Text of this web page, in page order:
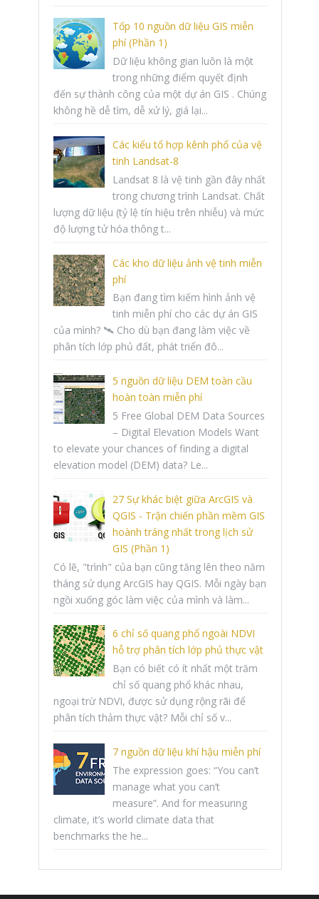
Tốp 10 nguồn dữ liệu GIS miễn
phí (Phần 1)
Dữ liệu không gian luôn là một
trong những điểm quyết định
đến sự thành công của một dự án GIS . Chúng
không hề dễ tìm, dễ xử lý, giá lại...
Các kiểu tổ hợp kênh phổ của vệ
tinh Landsat-8
Landsat 8 là vệ tinh gần đây nhất
trong chương trình Landsat. Chất
lượng dữ liệu (tỷ lệ tín hiệu trên nhiễu) và mức
độ lượng tử hóa thông t...
Các kho dữ liệu ảnh vệ tinh miễn
phí
Bạn đang tìm kiếm hình ảnh vệ
tinh miễn phí cho các dự án GIS
của mình? 🛰️ Cho dù bạn đang làm việc về
phân tích lớp phủ đất, phát triển đô...
5 nguồn dữ liệu DEM toàn cầu
hoàn toàn miễn phí
5 Free Global DEM Data Sources
– Digital Elevation Models Want
to elevate your chances of finding a digital
elevation model (DEM) data? Le...
27 Sự khác biệt giữa ArcGIS và
QGIS - Trận chiến phần mềm GIS
hoành tráng nhất trong lịch sử
GIS (Phần 1)
Có lẽ, "trình" của bạn cũng tăng lên theo năm
tháng sử dụng ArcGIS hay QGIS. Mỗi ngày bạn
ngồi xuống góc làm việc của mình và làm...
6 chỉ số quang phổ ngoài NDVI
hỗ trợ phân tích lớp phủ thực vật
Bạn có biết có ít nhất một trăm
chỉ số quang phổ khác nhau,
ngoại trừ NDVI, được sử dụng rộng rãi để
phân tích thảm thực vật? Mỗi chỉ số v...
7 nguồn dữ liệu khí hậu miễn phí
The expression goes: “You can’t
manage what you can’t
measure”. And for measuring
climate, it’s world climate data that
benchmarks the he...